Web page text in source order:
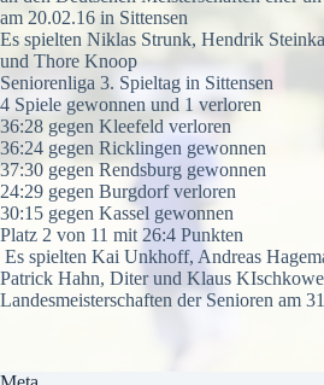
am 20.02.16 in Sittensen
Es spielten Niklas Strunk, Hendrik
und Thore Knoop
Seniorenliga 3. Spieltag in Sittensen
4 Spiele gewonnen und 1 verloren
36:28 gegen Kleefeld verloren
36:24 gegen Ricklingen gewonnen
37:30 gegen Rendsburg gewonnen
24:29 gegen Burgdorf verloren
30:15 gegen Kassel gewonnen
Platz 2 von 11 mit 26:4 Punkten
Es spielten Kai Unkhoff, Andreas
Patrick Hahn, Diter und Klaus
Landesmeisterschaften der Senioren am